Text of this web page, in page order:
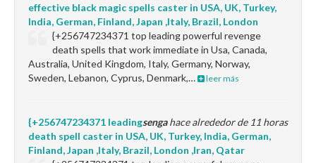
effective black magic spells caster in USA, UK, Turkey,
India, German, Finland, Japan ,Italy, Brazil, London
{+256747234371 top leading powerful revenge
death spells that work immediate in Usa, Canada,
Australia, United Kingdom, Italy, Germany, Norway,
Sweden, Lebanon, Cyprus, Denmark,…
leer más
sengahace alrededor de 11 horas
{+256747234371 leading
death spell caster in USA, UK, Turkey, India, German,
Finland, Japan ,Italy, Brazil, London ,Iran, Qatar